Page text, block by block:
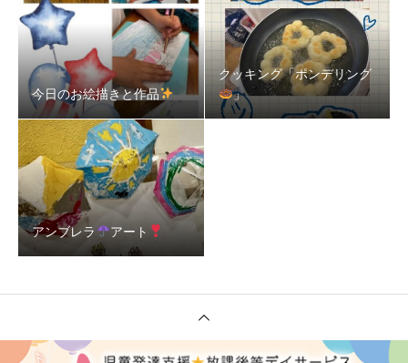
今日のお絵描きと作品
クッキング「ポンデリング
」
アンブレラ アート